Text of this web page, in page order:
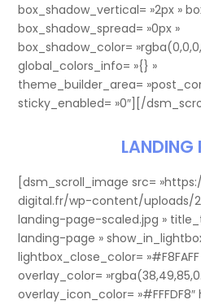
box_shadow_vertical= »2px »
box_shadow_spread= »0px »
box_shadow_color=
global_colors_info= »{} »
theme_builder_area=
sticky_enabled= »0″][/
LANDING
[dsm_scroll_image src=
digital.fr/wp-content/uploads/
landing-page-scaled.jpg »
landing-page »
lightbox_close_color=
overlay_color=
overlay_icon_color=